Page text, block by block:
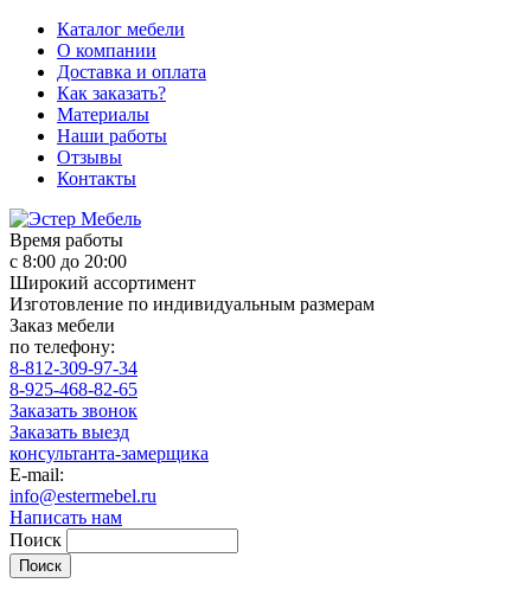
Каталог мебели
О компании
Доставка и оплата
Как заказать?
Материалы
Наши работы
Отзывы
Контакты
Время работы
с 8:00 до 20:00
Широкий ассортимент
Изготовление по индивидуальным размерам
Заказ мебели
по телефону:
8-812-309-97-34
8-925-468-82-65
Заказать звонок
Заказать выезд
консультанта-замерщика
E-mail:
info@estermebel.ru
Написать нам
Поиск